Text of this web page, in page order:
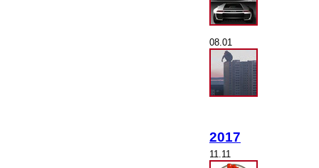
08.01
2017
11.11